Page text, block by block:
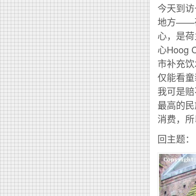
今天到
地方——
心，是
心Hoog
市补充
仅能看
我可是
最高的
消费，
回主题：